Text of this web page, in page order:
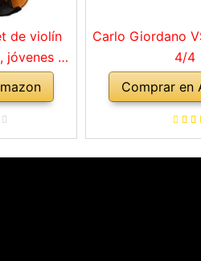
de violín
jóvenes y
con
de
para
natural
Carlo Giordano
4/4
Comprar en